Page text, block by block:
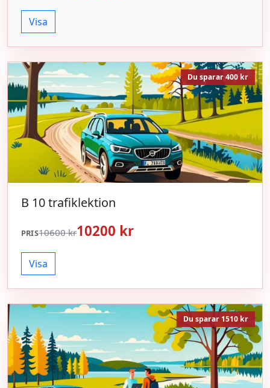
Visa
Du sparar 400 kr
B 10 trafiklektion
PRIS10600 kr10200 kr
Visa
Du sparar 1510 kr